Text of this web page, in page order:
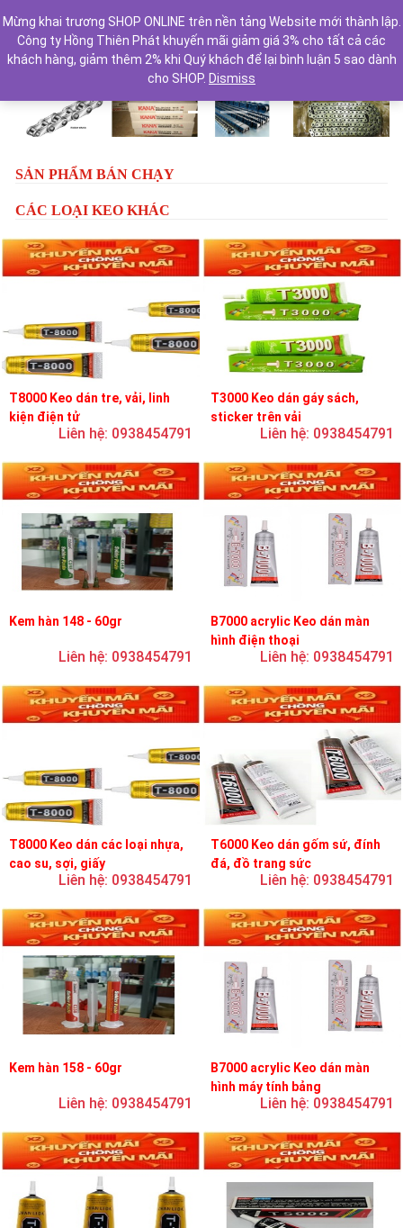
Previous Next
SẢN PHẨM BÁN CHẠY
CÁC LOẠI KEO KHÁC
T8000 Keo dán tre, vải, linh
kiện điện tử
Liên hệ: 0938454791
T3000 Keo dán gáy sách,
sticker trên vải
Liên hệ: 0938454791
Kem hàn 148 - 60gr
Liên hệ: 0938454791
B7000 acrylic Keo dán màn
hình điện thoại
Liên hệ: 0938454791
T8000 Keo dán các loại nhựa,
cao su, sợi, giấy
Liên hệ: 0938454791
T6000 Keo dán gốm sứ, đính
đá, đồ trang sức
Liên hệ: 0938454791
Kem hàn 158 - 60gr
Liên hệ: 0938454791
B7000 acrylic Keo dán màn
hình máy tính bảng
Liên hệ: 0938454791
Mừng khai trương SHOP ONLINE trên nền tảng Website mới thành lập.
Công ty Hồng Thiên Phát khuyến mãi giảm giá 3% cho tất cả các
khách hàng, giảm thêm 2% khi Quý khách để lại bình luận 5 sao dành
cho SHOP. Dismiss